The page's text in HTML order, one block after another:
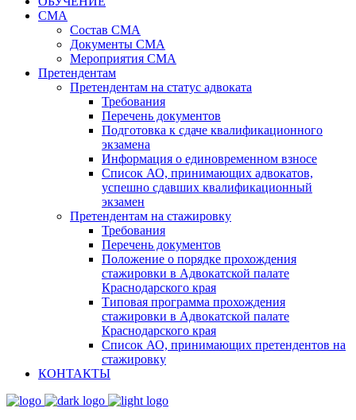
СМА
Состав СМА
Документы СМА
Мероприятия СМА
Претендентам
Претендентам на статус адвоката
Требования
Перечень документов
Подготовка к сдаче квалификационного
экзамена
Информация о единовременном взносе
Список АО, принимающих адвокатов,
успешно сдавших квалификационный
экзамен
Претендентам на стажировку
Требования
Перечень документов
Положение о порядке прохождения
стажировки в Адвокатской палате
Краснодарского края
Типовая программа прохождения
стажировки в Адвокатской палате
Краснодарского края
Список АО, принимающих претендентов на
стажировку
КОНТАКТЫ